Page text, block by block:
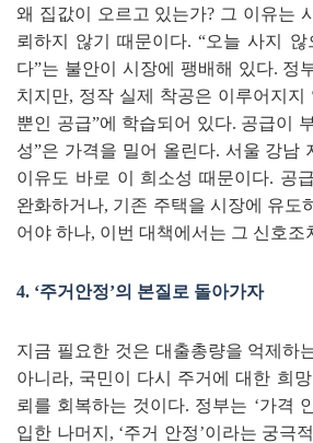
왜 집값이 오르고 있는가? 그 이유는
뢰하지 않기 때문이다.“오늘 사지 않
다”는 불안이 시장에 팽배해 있다. 정
치지만, 정작 실제 착공은 이루어지지
뿐인 공급”에 학습되어 있다. 공급이
성”은 가격을 밀어 올린다. 서울 강남
이유도 바로 이 희소성 때문이다. 공
완화하거나, 기존 주택을 시장에 유도
어야 하나, 이번 대책에서는 그 신호조
4. ‘주거안정’의 본질로 돌아가자
지금 필요한 것은 대출총량을 억제하
아니라, 국민이 다시 주거에 대한 희
뢰를 회복하는 것이다. 정부는 ‘가격
입한 나머지 , ‘주거 안정’이라는 궁극